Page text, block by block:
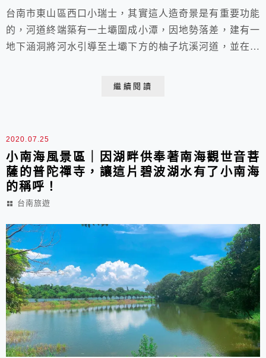
台南市東山區西口小瑞士，其實這人造奇景是有重要功能
的，河道終端築有一土壩圍成小潭，因地勢落差，建有一
地下涵洞將河水引導至土壩下方的柚子坑溪河道，並在涵
繼續閱讀
2020.07.25
小南海風景區｜因湖畔供奉著南海觀世音菩
薩的普陀禪寺，讓這片碧波湖水有了小南海
的稱呼！
台南旅遊